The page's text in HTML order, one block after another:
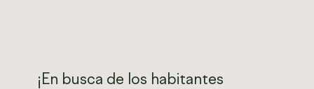
¡En busca de los habitantes